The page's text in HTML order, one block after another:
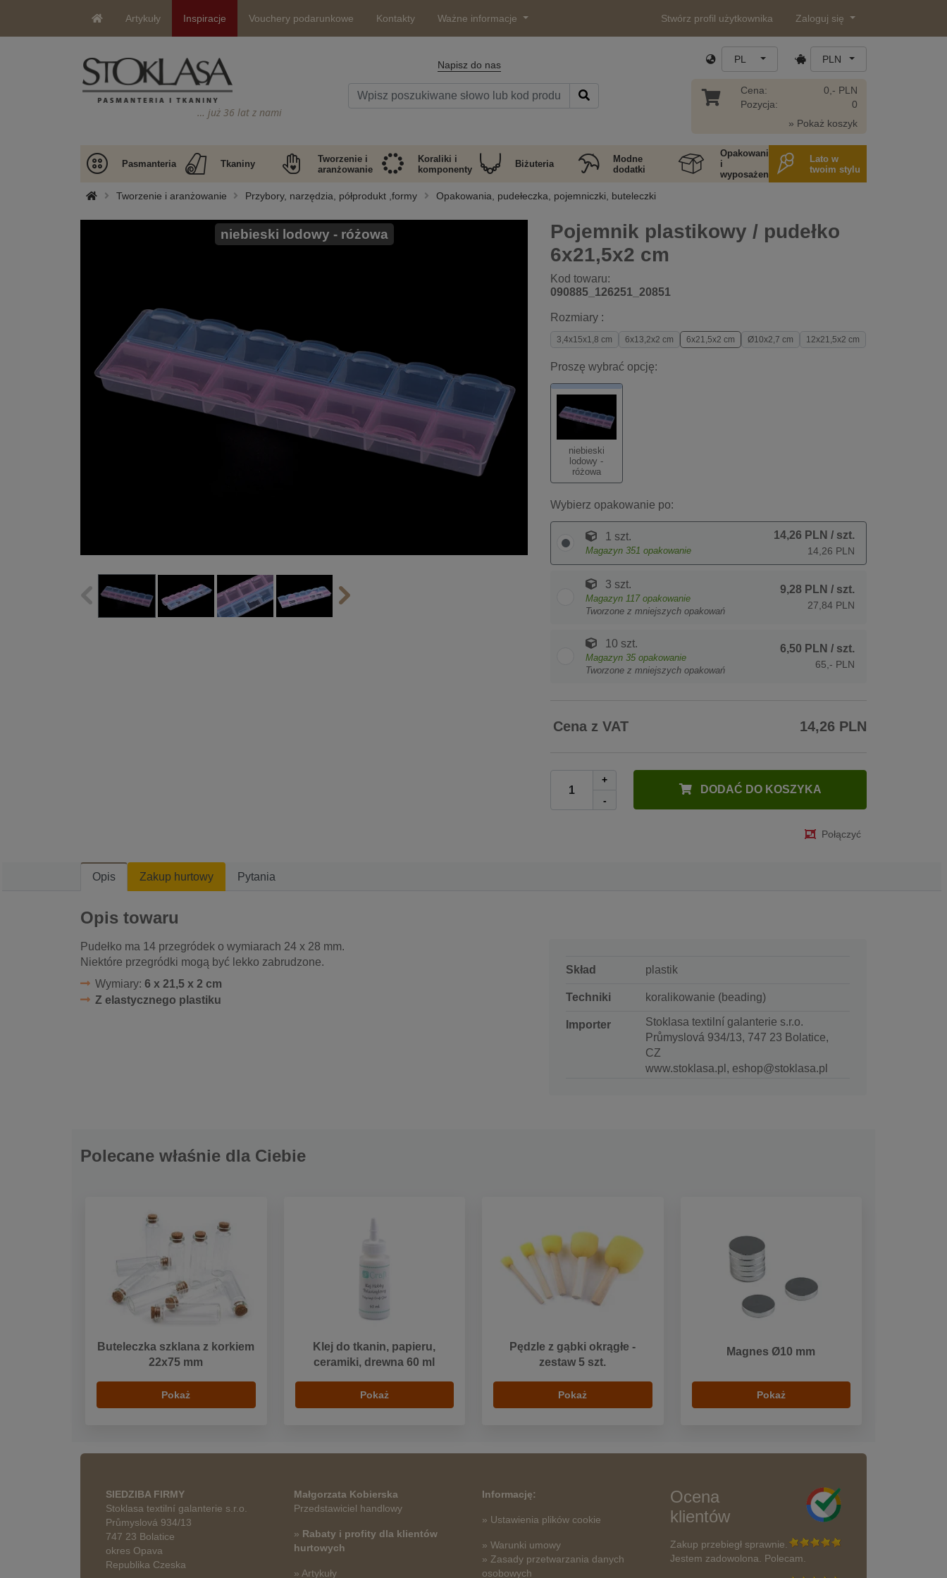
Artykuły Inspiracje Vouchery podarunkowe Kontakty Ważne informacje Stwórz profil użytkownika Zaloguj się
… już 36 lat z nami
Napisz do nas PL PLN
Cena:
Pozycja:
0,- PLN
0
» Pokaż koszyk
Pasmanteria Tkaniny
Tworzenie i
aranżowanie
Koraliki i
komponenty
Biżuteria
Modne
dodatki
Opakowania
i
wyposażenie
Lato w
twoim stylu
Tworzenie i aranżowanie Przybory, narzędzia, półprodukt ,formy Opakowania, pudełeczka, pojemniczki, buteleczki
Pojemnik plastikowy / pudełko
6x21,5x2 cm
Kod towaru:
090885_126251_20851
niebieski lodowy - różowa
Rozmiary :
3,4x15x1,8 cm 6x13,2x2 cm 6x21,5x2 cm Ø10x2,7 cm 12x21,5x2 cm
Proszę wybrać opcję:
niebieski
lodowy -
różowa
Wybierz opakowanie po:
1 szt.
Magazyn 351 opakowanie
14,26 PLN / szt.
14,26 PLN
3 szt.
Magazyn 117 opakowanie
Tworzone z mniejszych opakowań
9,28 PLN / szt.
27,84 PLN
10 szt.
Magazyn 35 opakowanie
Tworzone z mniejszych opakowań
6,50 PLN / szt.
65,- PLN
Cena z VAT 14,26 PLN
+
-
DODAĆ DO KOSZYKA
Połączyć
Opis Zakup hurtowy Pytania
Opis towaru
Pudełko ma 14 przegródek o wymiarach 24 x 28 mm.
Niektóre przegródki mogą być lekko zabrudzone.
Wymiary: 6 x 21,5 x 2 cm
Z elastycznego plastiku
Skład plastik
Techniki koralikowanie (beading)
Importer
Stoklasa textilní galanterie s.r.o.
Průmyslová 934/13, 747 23 Bolatice,
CZ
www.stoklasa.pl, eshop@stoklasa.pl
Polecane właśnie dla Ciebie
Buteleczka szklana z korkiem
22x75 mm
Pokaż
Klej do tkanin, papieru,
ceramiki, drewna 60 ml
Pokaż
Pędzle z gąbki okrągłe -
zestaw 5 szt.
Pokaż
Magnes Ø10 mm
Pokaż
SIEDZIBA FIRMY
Stoklasa textilní galanterie s.r.o.
Průmyslová 934/13
747 23 Bolatice
okres Opava
Republika Czeska
Małgorzata Kobierska
Przedstawiciel handlowy
» Rabaty i profity dla klientów
hurtowych
» Artykuły
Informację:
» Ustawienia plików cookie
» Warunki umowy
» Zasady przetwarzania danych
osobowych
Ocena
klientów
Zakup przebiegł sprawnie.
Jestem zadowolona. Polecam.